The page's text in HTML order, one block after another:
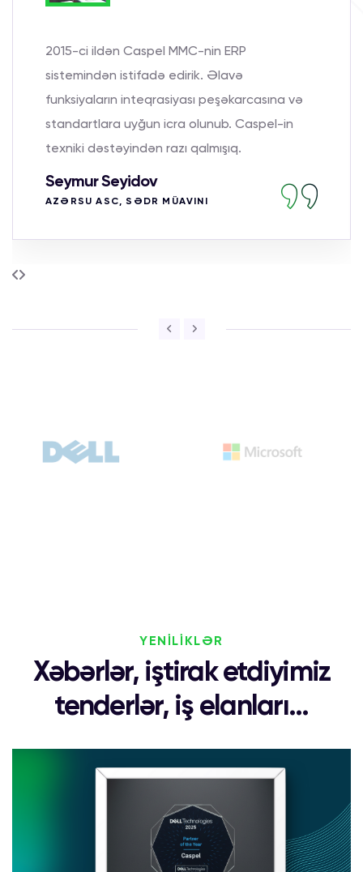
MMC-nin ERP
edirik. Əlavə
inteqrasiyası peşəkarcasına və
icra olunub. Caspel-in
razı qalmışıq.
SƏDR MÜAVINI
və
yetirilib.
Orxan
AZER-TÜRK
MÜAVINI
YENİLİKLƏR
Xəbərlər, iştirak etdiyimiz
tenderlər, iş elanları...